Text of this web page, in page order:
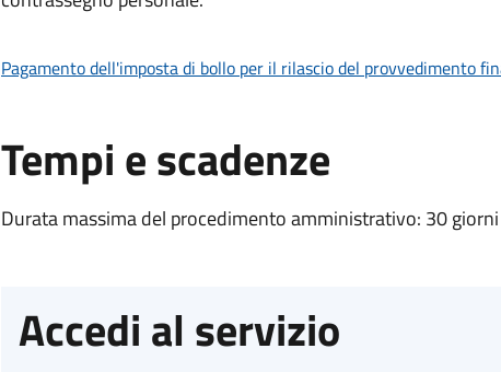
Pagamento dell'imposta di bollo per il rilascio del provvedimento
Tempi e scadenze
Durata massima del procedimento amministrativo: 30 giorni
Accedi al servizio